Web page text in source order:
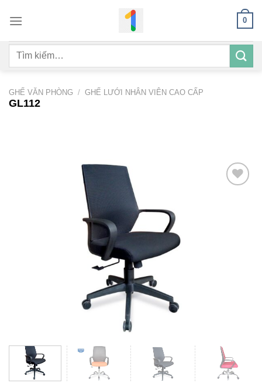
qua
dung
0
Tìm
GHẾ VĂN PHÒNG / GHẾ LƯỚI NHÂN VIÊN CAO CẤP
GL112